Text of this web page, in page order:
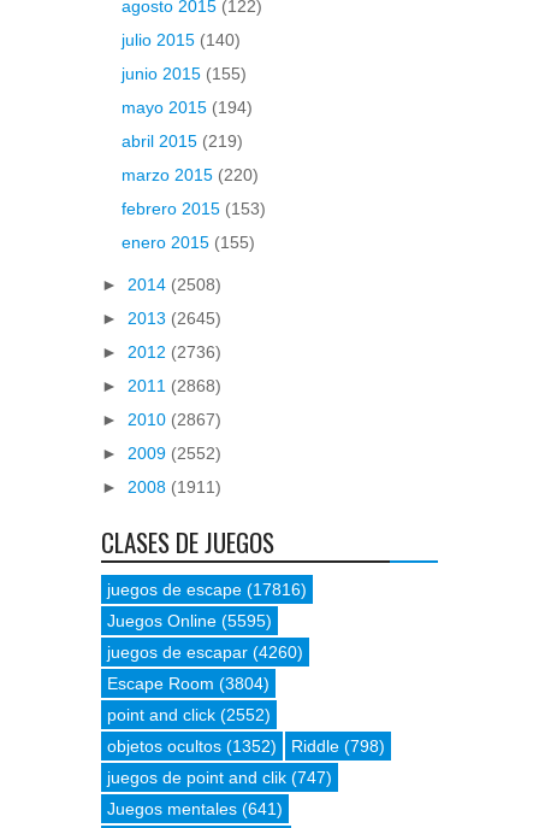
agosto 2015 (122)
julio 2015 (140)
junio 2015 (155)
mayo 2015 (194)
abril 2015 (219)
marzo 2015 (220)
febrero 2015 (153)
enero 2015 (155)
► 2014 (2508)
► 2013 (2645)
► 2012 (2736)
► 2011 (2868)
► 2010 (2867)
► 2009 (2552)
► 2008 (1911)
CLASES DE JUEGOS
juegos de escape (17816)
Juegos Online (5595)
juegos de escapar (4260)
Escape Room (3804)
point and click (2552)
objetos ocultos (1352) Riddle (798)
juegos de point and clik (747)
Juegos mentales (641)